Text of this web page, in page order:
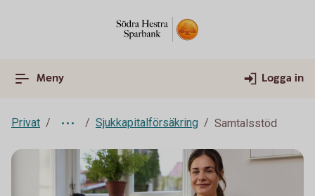
Meny Logga in
Privat Sjukkapitalförsäkring Samtalsstöd